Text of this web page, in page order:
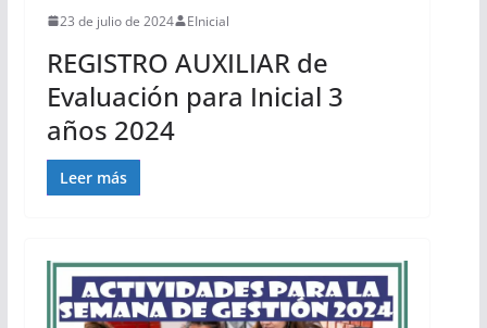
23 de julio de 2024 EInicial
REGISTRO AUXILIAR de
Evaluación para Inicial 3
años 2024
Leer más